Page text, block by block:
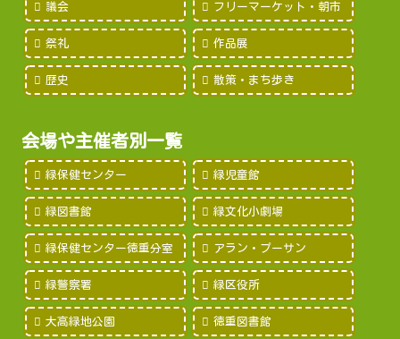
議会 フリーマーケット・朝市
祭礼 作品展
歴史 散策・まち歩き
会場や主催者別一覧
緑保健センター 緑児童館
緑図書館 緑文化小劇場
緑保健センター徳重分室 アラン・プーサン
緑警察署 緑区役所
大高緑地公園 徳重図書館